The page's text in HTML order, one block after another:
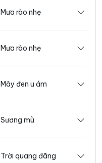
Mưa rào nhẹ
Mưa rào nhẹ
Mây đen u ám
Sương mù
Trời quang đãng